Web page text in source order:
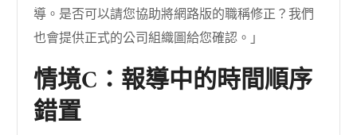
導。是否可以請您協助將網路版的職稱修正？我們
也會提供正式的公司組織圖給您確認。」
情境C：報導中的時間順序
錯置